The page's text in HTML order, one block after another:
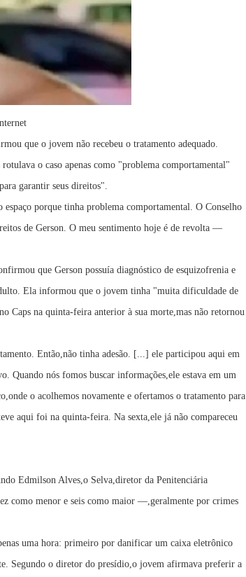
que o jovem não recebeu o tratamento adequado.
o caso apenas como "problema comportamental"
garantir seus direitos".
porque tinha problema comportamental. O Conselho
de Gerson. O meu sentimento hoje é de revolta —
que Gerson possuía diagnóstico de esquizofrenia e
Ela informou que o jovem tinha "muita dificuldade de
Caps na quinta-feira anterior à sua morte,mas não retornou
Então,não tinha adesão. [...] ele participou aqui em
Quando nós fomos buscar informações,ele estava em um
o acolhemos novamente e ofertamos o tratamento para
aqui foi na quinta-feira. Na sexta,ele já não compareceu
Edmilson Alves,o Selva,diretor da Penitenciária
como menor e seis como maior —,geralmente por crimes
uma hora: primeiro por danificar um caixa eletrônico
Segundo o diretor do presídio,o jovem afirmava preferir a